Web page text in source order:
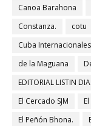
Canoa Barahona
Constanza.
cotu
Cuba Internacionales
de la Maguana
EDITORIAL LISTIN
El Cercado SJM
El Peñón Bhona.